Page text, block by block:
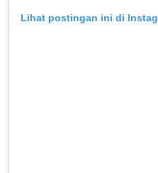
Lihat postingan ini di